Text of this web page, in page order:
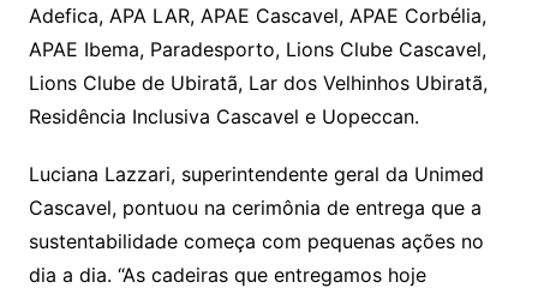
Adefica, APA LAR, APAE Cascavel, APAE Corbélia,
APAE Ibema, Paradesporto, Lions Clube Cascavel,
Lions Clube de Ubiratã, Lar dos Velhinhos Ubiratã,
Residência Inclusiva Cascavel e Uopeccan.
Luciana Lazzari, superintendente geral da Unimed
Cascavel, pontuou na cerimônia de entrega que a
sustentabilidade começa com pequenas ações no
dia a dia. “As cadeiras que entregamos hoje